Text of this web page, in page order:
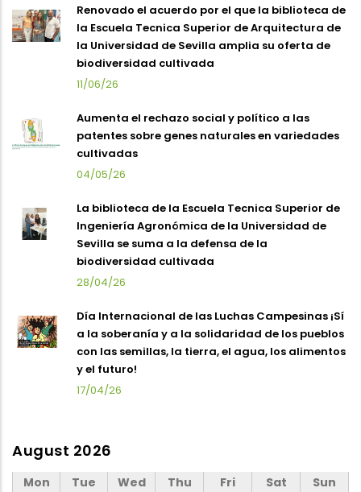
Renovado el acuerdo por el que la biblioteca de
la Escuela Tecnica Superior de Arquitectura de
la Universidad de Sevilla amplia su oferta de
biodiversidad cultivada
11/06/26
Aumenta el rechazo social y político a las
patentes sobre genes naturales en variedades
cultivadas
04/05/26
La biblioteca de la Escuela Tecnica Superior de
Ingeniería Agronómica de la Universidad de
Sevilla se suma a la defensa de la
biodiversidad cultivada
28/04/26
Día Internacional de las Luchas Campesinas ¡Sí
a la soberanía y a la solidaridad de los pueblos
con las semillas, la tierra, el agua, los alimentos
y el futuro!
17/04/26
August 2026
Mon Tue Wed Thu Fri Sat
Sun